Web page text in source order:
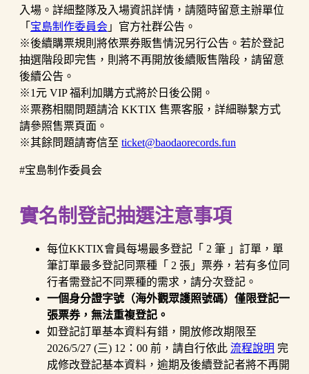
入場。詳細整隊及入場資訊詳情，請隨時留意主辦單位
「 宝島制作委員会 」官方社群公告。
※後續購票規則將依票券販售情況另行公告。若於登記
抽選階段即完售，則將不再開放後續販售階段，請留意
後續公告。
※1元 VIP 福利加購方式將於日後公開。
※票務相關問題請洽 KKTIX 售票客服，詳細聯繫方式
請參照售票頁面。
※其餘問題請寄信至 ticket@baodaorecords.fun
#宝島制作委員会
實名制登記抽選注意事項
每位KKTIX會員每場最多登記「 2 筆 」訂單，單
筆訂單最多登記同票種「 2 張」票券，若有多位同
行者需登記不同票種的需求，請分次登記。
一個身分證字號（海外觀眾護照號碼）僅限登記一
張票券，無法重複登記。
如登記訂單基本資料有錯，開放修改期限至
2026/5/27 (三) 12：00 前，請自行依此 流程說明 完
成修改登記基本資料，逾期及後續登記者將不再開